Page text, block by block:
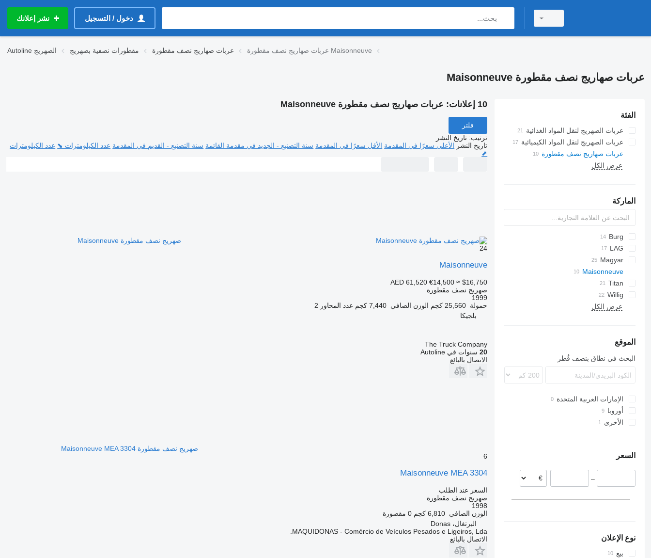
دخول / التسجيل نشر إعلانك
Autoline الصهريج مقطورات نصفية بصهريج عربات صهاريج نصف مقطورة عربات صهاريج نصف مقطورة Maisonneuve
عربات صهاريج نصف مقطورة Maisonneuve
الفئة
عربات الصهريج لنقل المواد الغذائية
عربات الصهريج لنقل المواد الكيميائية
عربات صهاريج نصف مقطورة
عرض الكل
الماركة
T-series
SAPLBurg
ADR
BPDO
BPO
SOA
TSA
TSA
SSK
STB
LAG
GSA
O-3
Magyar
S-series
SR
Maisonneuve
SA
TS
SF
SK
Titan
ADRWillig
عرض الكل
الموقع
البحث في نطاق بنصف قُطر
الإمارات العربية المتحدة
أوروبا
هولندا
الأخرى
السعر
–
نوع الإعلان
بيع
10 إعلانات: عربات صهاريج نصف مقطورة Maisonneuve
فلتر
ترتيب: تاريخ النشر
تاريخ النشر الأعلى سعرًا في المقدمة الأقل سعرًا في المقدمة سنة التصنيع - الجديد في مقدمة القائمة سنة التصنيع - القديم في المقدمة عدد الكيلومترات ⬊ عدد الكيلومترات
⬈
صهريج نصف مقطورة Maisonneuve
24
Maisonneuve
AED 61,520 €14,500 ≈ $16,750
صهريج نصف مقطورة
1999
حمولة 25,560 كجم الوزن الصافي 7,440 كجم عدد المحاور 2
بلجيكا
The Truck Company
20سنوات في Autoline
الاتصال بالبائع
صهريج نصف مقطورة Maisonneuve MEA 3304
6
Maisonneuve MEA 3304
السعر عند الطلب
صهريج نصف مقطورة
1998
الوزن الصافي 6,810 كجم
0 مقصورة
البرتغال، Donas
MAQUIDONAS - Comércio de Veículos Pesados e Ligeiros, Lda.
الاتصال بالبائع